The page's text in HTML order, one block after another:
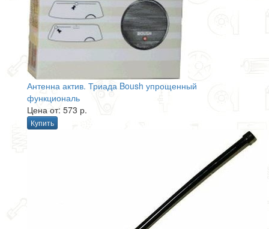
Антенна актив. Триада Boush упрощенный
функциональ
Цена от: 573 р.
Купить